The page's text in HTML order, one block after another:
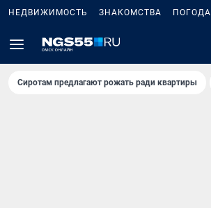
НЕДВИЖИМОСТЬ ЗНАКОМСТВА ПОГОДА
Сиротам предлагают рожать ради квартиры